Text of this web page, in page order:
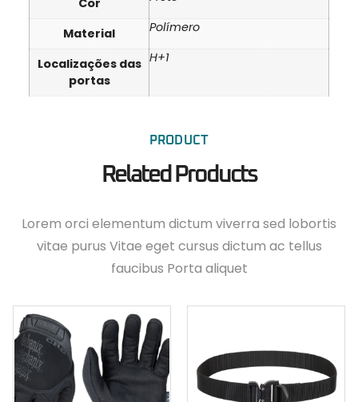
Cor
Material Polímero
Localizações das
portas
H+1
PRODUCT
Related Products
Lorem orci elementum dictum viverra sed lobortis
vitae purus Vitae eget cursus dictum ac tellus
faucibus Porta aliquet